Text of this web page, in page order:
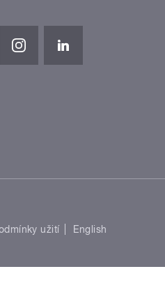
užití
English